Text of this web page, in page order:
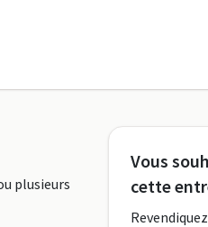
plusieurs
Vous
cette